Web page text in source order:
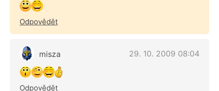
Odpovědět
misza 29. 10. 2009 08:04
Odpovědět